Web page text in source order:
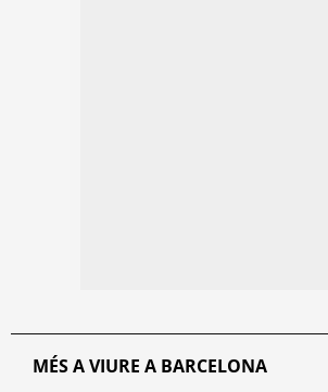
MÉS A VIURE A BARCELONA